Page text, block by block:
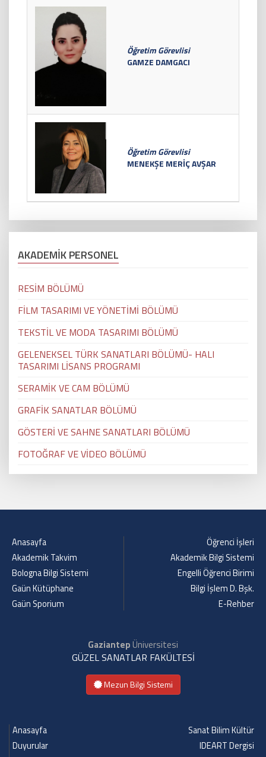
Öğretim Görevlisi
GAMZE DAMGACI
Öğretim Görevlisi
MENEKŞE MERİÇ AVŞAR
AKADEMİK PERSONEL
RESİM BÖLÜMÜ
FİLM TASARIMI VE YÖNETİMİ BÖLÜMÜ
TEKSTİL VE MODA TASARIMI BÖLÜMÜ
GELENEKSEL TÜRK SANATLARI BÖLÜMÜ- HALI
TASARIMI LİSANS PROGRAMI
SERAMİK VE CAM BÖLÜMÜ
GRAFİK SANATLAR BÖLÜMÜ
GÖSTERİ VE SAHNE SANATLARI BÖLÜMÜ
FOTOĞRAF VE VİDEO BÖLÜMÜ
Anasayfa
Akademik Takvim
Bologna Bilgi Sistemi
Gaün Kütüphane
Gaün Sporium
Öğrenci İşleri
Akademik Bilgi Sistemi
Engelli Öğrenci Birimi
Bilgi İşlem D. Bşk.
E-Rehber
GaziantepÜniversitesi
GÜZEL SANATLAR FAKÜLTESİ
Mezun Bilgi Sistemi
Anasayfa
Duyurular
Sanat Bilim Kültür
IDEART Dergisi